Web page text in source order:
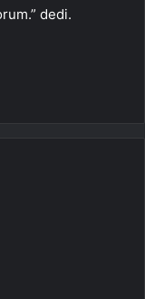
dedi.